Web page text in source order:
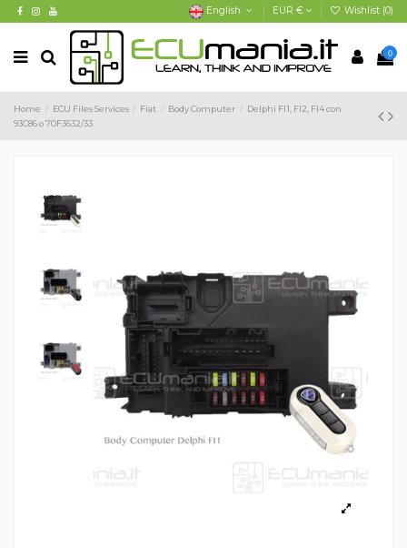
English EUR € Wishlist (0)
0
Home ECU Files Services Fiat Body Computer
Delphi FI1, FI2, FI4 con
93C86 o 70F3632/33